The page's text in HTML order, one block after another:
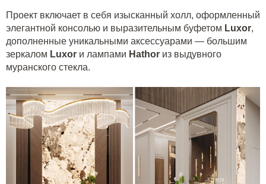
Проект включает в себя изысканный холл, оформленный
элегантной консолью и выразительным буфетом Luxor,
дополненные уникальными аксессуарами — большим
зеркалом Luxor и лампами Hathor из выдувного
муранского стекла.